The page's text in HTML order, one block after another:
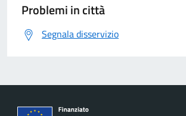
Problemi in città
Segnala disservizio